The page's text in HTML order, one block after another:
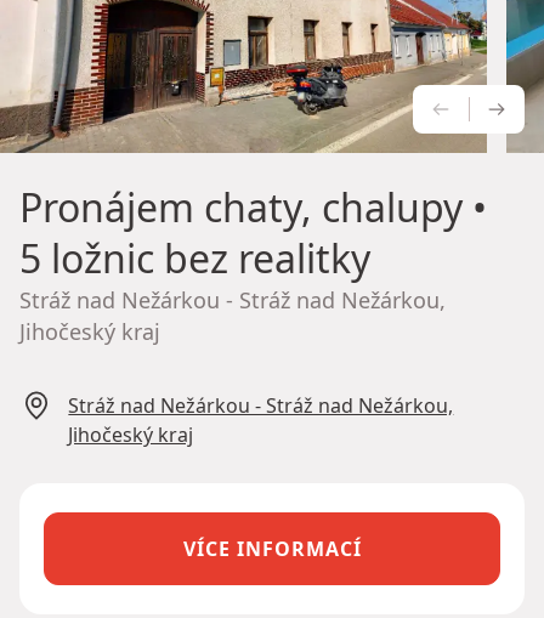
Pronájem chaty, chalupy•
5 ložnic bez realitky
Stráž nad Nežárkou - Stráž nad Nežárkou,
Jihočeský kraj
Stráž nad Nežárkou - Stráž nad Nežárkou,
Jihočeský kraj
VÍCE INFORMACÍ